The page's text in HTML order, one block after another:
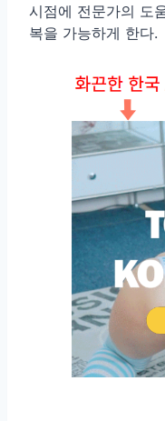
시점에 전문가의 도
복을 가능하게 한다.